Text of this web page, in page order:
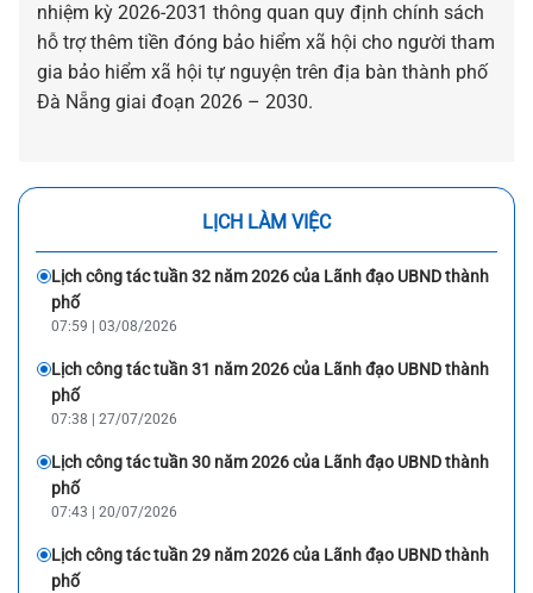
nhiệm kỳ 2026-2031 thông quan quy định chính sách
hỗ trợ thêm tiền đóng bảo hiểm xã hội cho người tham
gia bảo hiểm xã hội tự nguyện trên địa bàn thành phố
Đà Nẵng giai đoạn 2026 – 2030.
LỊCH LÀM VIỆC
Lịch công tác tuần 32 năm 2026 của Lãnh đạo UBND thành
phố
07:59 | 03/08/2026
Lịch công tác tuần 31 năm 2026 của Lãnh đạo UBND thành
phố
07:38 | 27/07/2026
Lịch công tác tuần 30 năm 2026 của Lãnh đạo UBND thành
phố
07:43 | 20/07/2026
Lịch công tác tuần 29 năm 2026 của Lãnh đạo UBND thành
phố